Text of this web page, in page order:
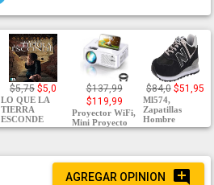
$5,75 $5,0
LO QUE LA
TIERRA
ESCONDE
$137,99
$119,99
Proyector WiFi,
Mini Proyecto
$84,0 $51,95
Ml574,
Zapatillas
Hombre
AGREGAR OPINION